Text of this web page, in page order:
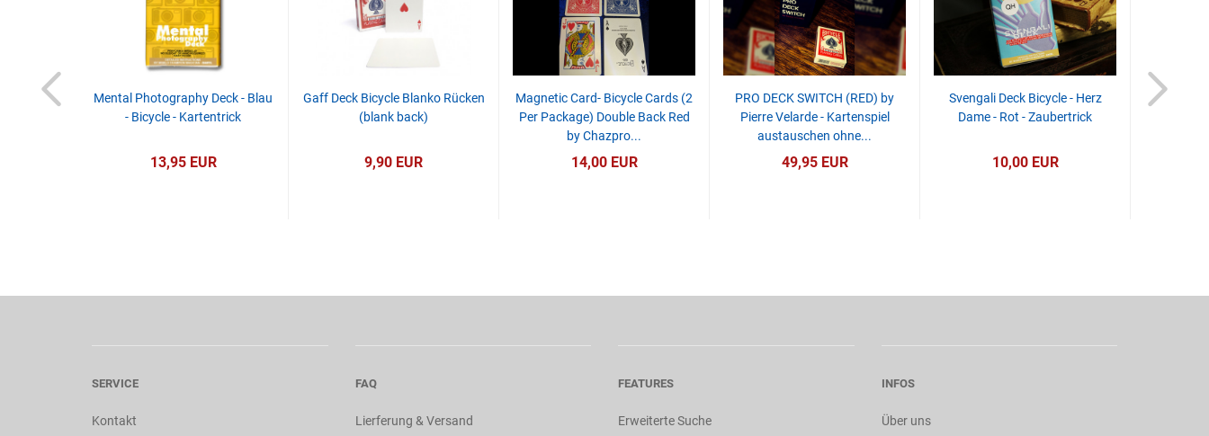
One
Mental Photography Deck - Blau
- Bicycle - Kartentrick
13,95 EUR
Gaff Deck Bicycle Blanko Rücken
(blank back)
9,90 EUR
Magnetic Card- Bicycle Cards (2
Per Package) Double Back Red
by Chazpro...
14,00 EUR
PRO DECK SWITCH (RED) by
Pierre Velarde - Kartenspiel
austauschen ohne...
49,95 EUR
Svengali Deck Bicycle - Herz
Dame - Rot - Zaubertrick
10,00 EUR
Close Up
SERVICE
Kontakt
FAQ
Lierferung & Versand
FEATURES
Erweiterte Suche
INFOS
Über uns